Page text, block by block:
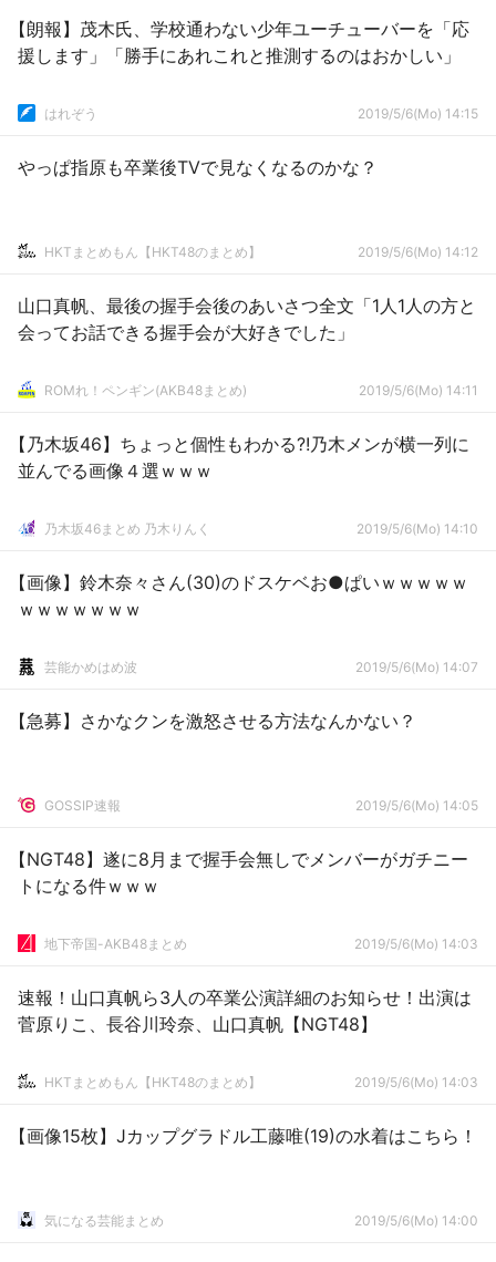
【朗報】茂木氏、学校通わない少年ユーチューバーを「応
援します」「勝手にあれこれと推測するのはおかしい」
はれぞう 2019/5/6(Mo) 14:15
やっぱ指原も卒業後TVで見なくなるのかな？
HKTまとめもん【HKT48のまとめ】 2019/5/6(Mo) 14:12
山口真帆、最後の握手会後のあいさつ全文「1人1人の方と
会ってお話できる握手会が大好きでした」
ROMれ！ペンギン(AKB48まとめ) 2019/5/6(Mo) 14:11
【乃木坂46】ちょっと個性もわかる?!乃木メンが横一列に
並んでる画像４選ｗｗｗ
乃木坂46まとめ 乃木りんく 2019/5/6(Mo) 14:10
【画像】鈴木奈々さん(30)のドスケベお●ぱいｗｗｗｗｗ
ｗｗｗｗｗｗｗ
芸能かめはめ波 2019/5/6(Mo) 14:07
【急募】さかなクンを激怒させる方法なんかない？
GOSSIP速報 2019/5/6(Mo) 14:05
【NGT48】遂に8月まで握手会無しでメンバーがガチニー
トになる件ｗｗｗ
地下帝国-AKB48まとめ 2019/5/6(Mo) 14:03
速報！山口真帆ら3人の卒業公演詳細のお知らせ！出演は
菅原りこ、長谷川玲奈、山口真帆【NGT48】
HKTまとめもん【HKT48のまとめ】 2019/5/6(Mo) 14:03
【画像15枚】Jカップグラドル工藤唯(19)の水着はこちら！
気になる芸能まとめ 2019/5/6(Mo) 14:00